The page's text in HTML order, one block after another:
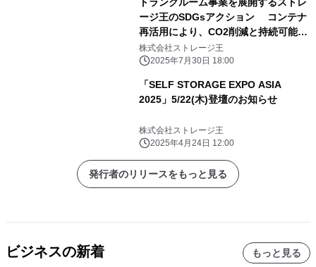
トランクルーム事業を展開するストレ
ージ王のSDGsアクション コンテナ
再活用により、CO2削減と持続可能な
物流を推進
株式会社ストレージ王
2025年7月30日 18:00
「SELF STORAGE EXPO ASIA
2025」5/22(木)登壇のお知らせ
株式会社ストレージ王
2025年4月24日 12:00
発行者のリリースをもっと見る
ビジネスの新着 もっと見る